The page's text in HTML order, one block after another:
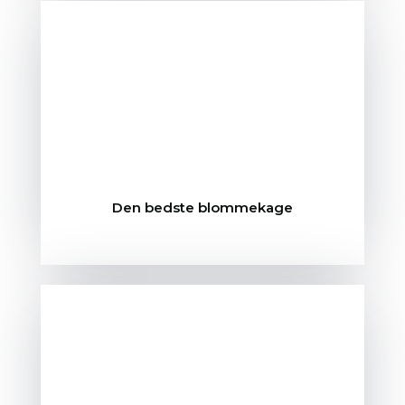
Den bedste blommekage